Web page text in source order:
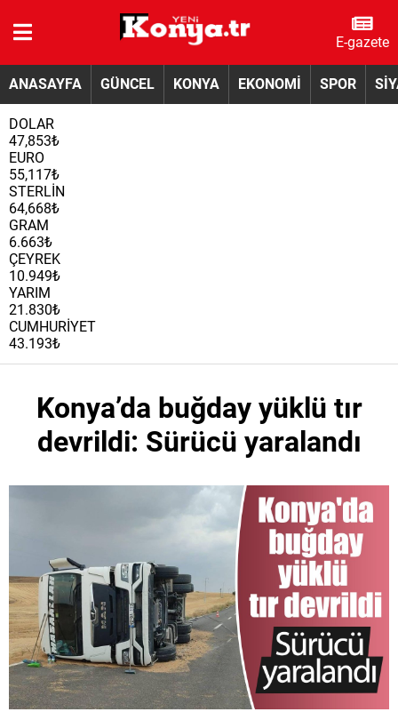
E-gazete
ANASAYFA GÜNCEL KONYA EKONOMİ SPOR
DOLAR
47,853₺
EURO
55,117₺
STERLİN
64,668₺
GRAM
6.663₺
ÇEYREK
10.949₺
YARIM
21.830₺
CUMHURİYET
43.193₺
Konya’da buğday yüklü tır
devrildi: Sürücü yaralandı